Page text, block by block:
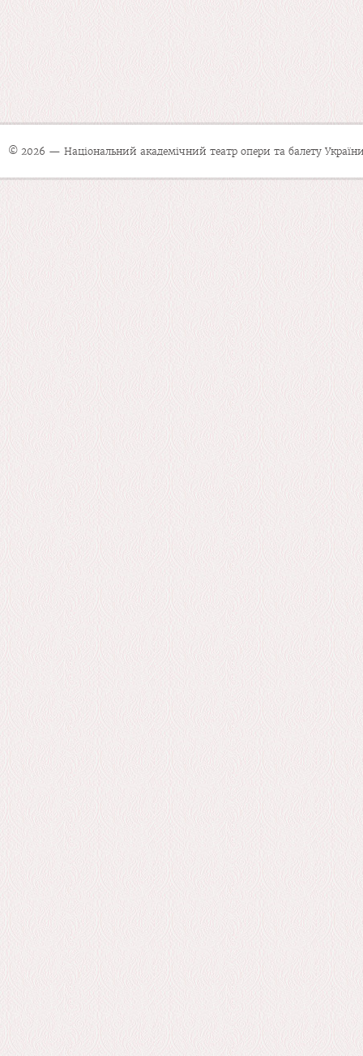
© 2026 — Національний академічний театр опери та балету